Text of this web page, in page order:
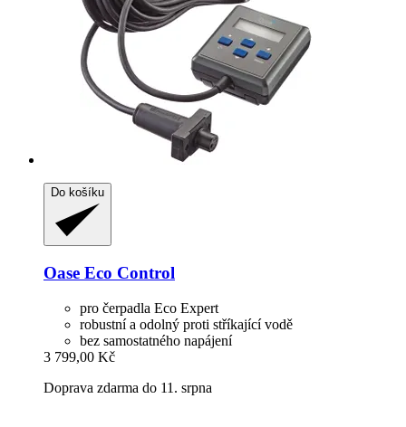
Do košíku
Oase Eco Control
pro čerpadla Eco Expert
robustní a odolný proti stříkající vodě
bez samostatného napájení
3 799,00 Kč
Doprava zdarma do 11. srpna